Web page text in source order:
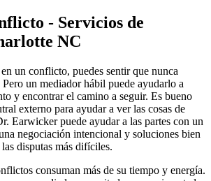
- Servicios de
NC
un conflicto, puedes sentir que nunca
un mediador hábil puede ayudarlo a
y encontrar el camino a seguir. Es bueno
externo para ayudar a ver las cosas de
Earwicker puede ayudar a las partes con un
negociación intencional y soluciones bien
disputas más difíciles.
consuman más de su tiempo y energía.